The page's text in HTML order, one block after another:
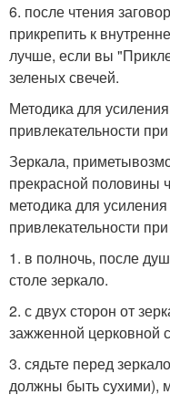
6. после чтения
прикрепить к
лучше, если вы
зеленых свечей.
Методика для
привлекательности
Зеркала,
прекрасной половины
методика для
привлекательности
1. в полночь, после
столе зеркало.
2. с двух сторон от
зажженной церковной
3. сядьте перед
должны быть сухими),